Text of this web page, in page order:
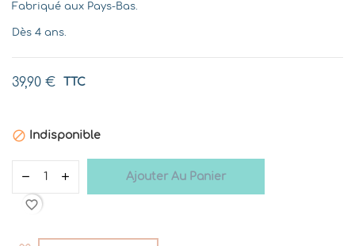
Fabriqué aux Pays-Bas.
Dès 4 ans.
39,90 € TTC
 Indisponible
Ajouter Au Panier
favorite_border